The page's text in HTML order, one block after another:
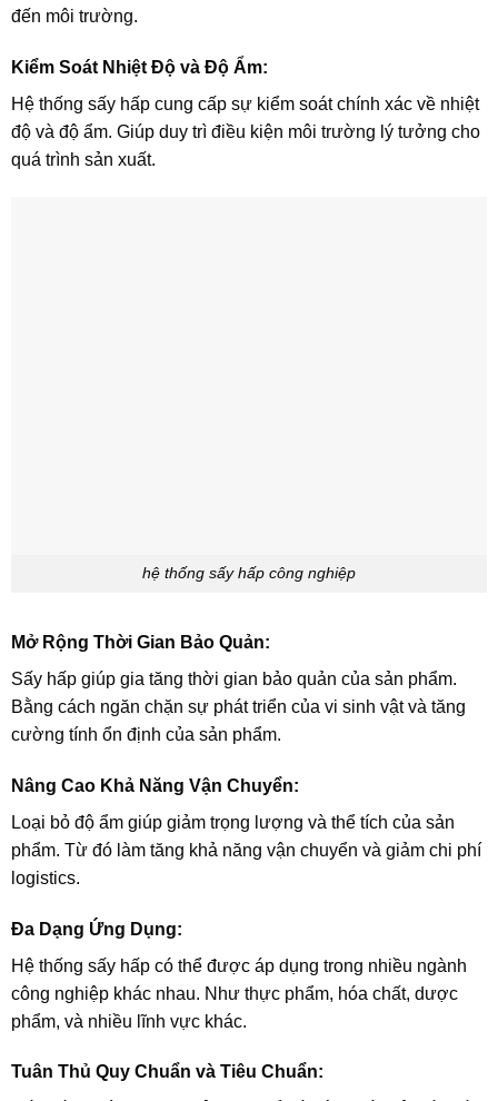
đến môi trường.
Kiểm Soát Nhiệt Độ và Độ Ẩm:
Hệ thống sấy hấp cung cấp sự kiểm soát chính xác về nhiệt
độ và độ ẩm. Giúp duy trì điều kiện môi trường lý tưởng cho
quá trình sản xuất.
hệ thống sấy hấp công nghiệp
Mở Rộng Thời Gian Bảo Quản:
Sấy hấp giúp gia tăng thời gian bảo quản của sản phẩm.
Bằng cách ngăn chặn sự phát triển của vi sinh vật và tăng
cường tính ổn định của sản phẩm.
Nâng Cao Khả Năng Vận Chuyển:
Loại bỏ độ ẩm giúp giảm trọng lượng và thể tích của sản
phẩm. Từ đó làm tăng khả năng vận chuyển và giảm chi phí
logistics.
Đa Dạng Ứng Dụng:
Hệ thống sấy hấp có thể được áp dụng trong nhiều ngành
công nghiệp khác nhau. Như thực phẩm, hóa chất, dược
phẩm, và nhiều lĩnh vực khác.
Tuân Thủ Quy Chuẩn và Tiêu Chuẩn: